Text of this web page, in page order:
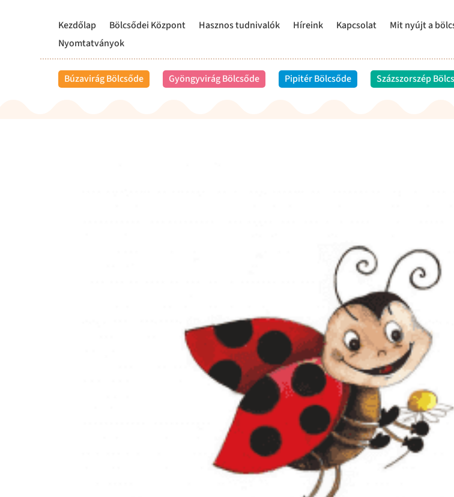
Kezdőlap Bölcsődei Központ Hasznos tudnivalók Híreink Kapcsolat Mit nyújt a
Nyomtatványok
Búzavirág Bölcsőde Gyöngyvirág Bölcsőde Pipitér Bölcsőde Százszorszép